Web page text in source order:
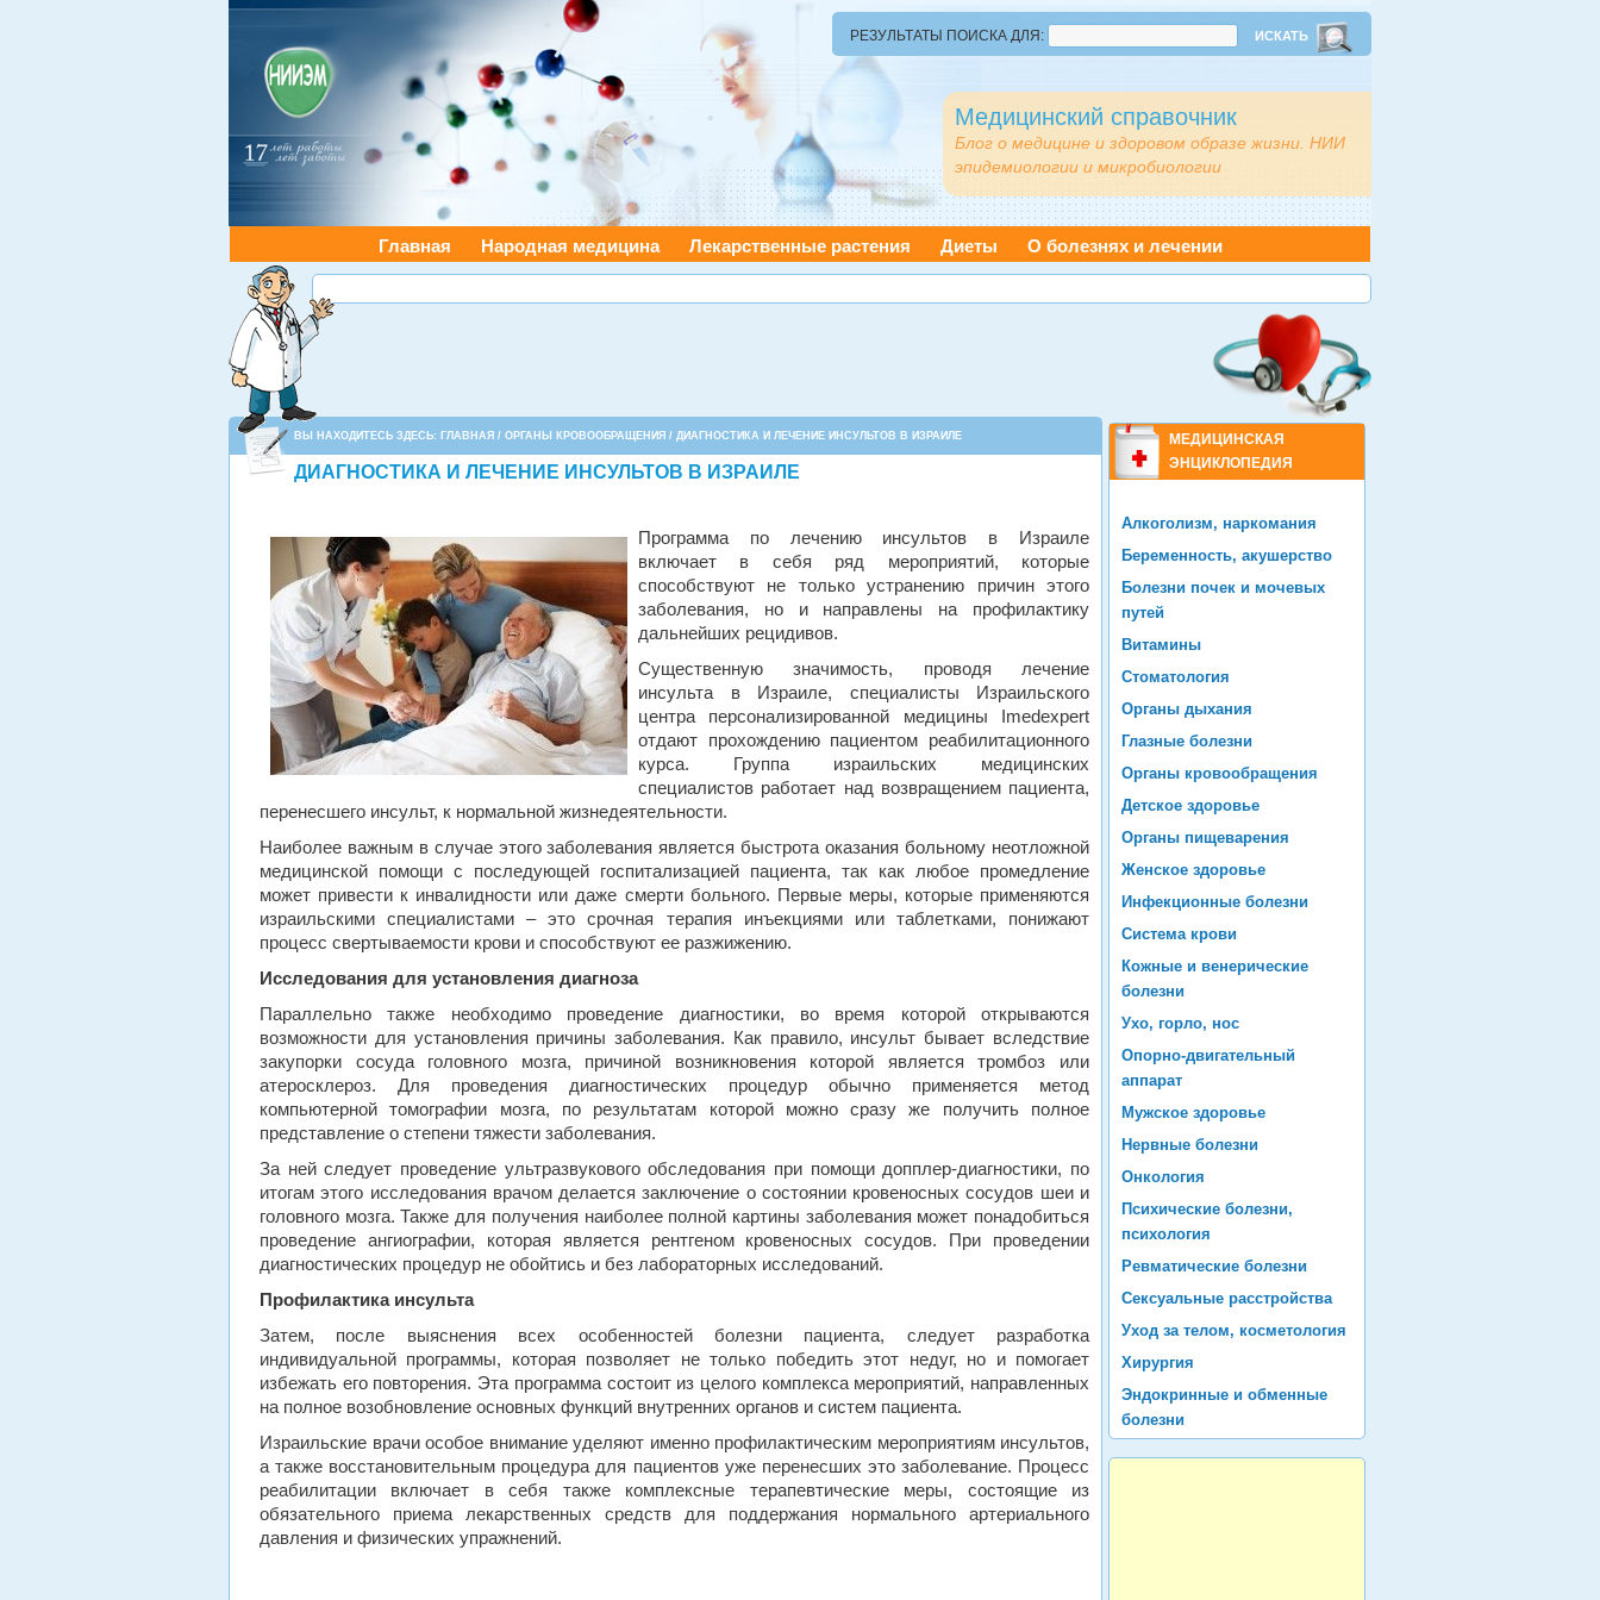
РЕЗУЛЬТАТЫ ПОИСКА ДЛЯ:
Медицинский справочник
Блог о медицине и здоровом образе жизни. НИИ
эпидемиологии и микробиологии
Главная Народная медицина Лекарственные растения Диеты О болезнях и лечении
ВЫ НАХОДИТЕСЬ ЗДЕСЬ: ГЛАВНАЯ / ОРГАНЫ КРОВООБРАЩЕНИЯ / ДИАГНОСТИКА И ЛЕЧЕНИЕ ИНСУЛЬТОВ В ИЗРАИЛЕ
ДИАГНОСТИКА И ЛЕЧЕНИЕ ИНСУЛЬТОВ В ИЗРАИЛЕ
Программа по лечению инсультов в Израиле
включает в себя ряд мероприятий, которые
способствуют не только устранению причин этого
заболевания, но и направлены на профилактику
дальнейших рецидивов.
Существенную значимость, проводя лечение
инсульта в Израиле, специалисты Израильского
центра персонализированной медицины Imedexpert
отдают прохождению пациентом реабилитационного
курса. Группа израильских медицинских
специалистов работает над возвращением пациента,
перенесшего инсульт, к нормальной жизнедеятельности.
Наиболее важным в случае этого заболевания является быстрота оказания больному неотложной
медицинской помощи с последующей госпитализацией пациента, так как любое промедление
может привести к инвалидности или даже смерти больного. Первые меры, которые применяются
израильскими специалистами – это срочная терапия инъекциями или таблетками, понижают
процесс свертываемости крови и способствуют ее разжижению.
Исследования для установления диагноза
Параллельно также необходимо проведение диагностики, во время которой открываются
возможности для установления причины заболевания. Как правило, инсульт бывает вследствие
закупорки сосуда головного мозга, причиной возникновения которой является тромбоз или
атеросклероз. Для проведения диагностических процедур обычно применяется метод
компьютерной томографии мозга, по результатам которой можно сразу же получить полное
представление о степени тяжести заболевания.
За ней следует проведение ультразвукового обследования при помощи допплер-диагностики, по
итогам этого исследования врачом делается заключение о состоянии кровеносных сосудов шеи и
головного мозга. Также для получения наиболее полной картины заболевания может понадобиться
проведение ангиографии, которая является рентгеном кровеносных сосудов. При проведении
диагностических процедур не обойтись и без лабораторных исследований.
Профилактика инсульта
Затем, после выяснения всех особенностей болезни пациента, следует разработка
индивидуальной программы, которая позволяет не только победить этот недуг, но и помогает
избежать его повторения. Эта программа состоит из целого комплекса мероприятий, направленных
на полное возобновление основных функций внутренних органов и систем пациента.
Израильские врачи особое внимание уделяют именно профилактическим мероприятиям инсультов,
а также восстановительным процедура для пациентов уже перенесших это заболевание. Процесс
реабилитации включает в себя также комплексные терапевтические меры, состоящие из
обязательного приема лекарственных средств для поддержания нормального артериального
давления и физических упражнений.
МЕДИЦИНСКАЯ
ЭНЦИКЛОПЕДИЯ
Алкоголизм, наркомания
Беременность, акушерство
Болезни почек и мочевых
путей
Витамины
Стоматология
Органы дыхания
Глазные болезни
Органы кровообращения
Детское здоровье
Органы пищеварения
Женское здоровье
Инфекционные болезни
Система крови
Кожные и венерические
болезни
Ухо, горло, нос
Опорно-двигательный
аппарат
Мужское здоровье
Нервные болезни
Онкология
Психические болезни,
психология
Ревматические болезни
Сексуальные расстройства
Уход за телом, косметология
Хирургия
Эндокринные и обменные
болезни